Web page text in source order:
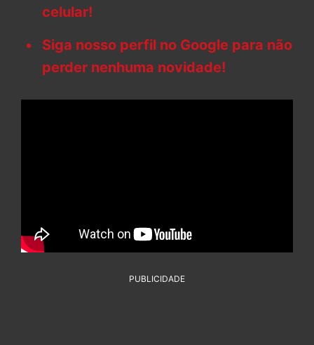
celular!
Siga nosso perfil no Google para não
perder nenhuma novidade!
PUBLICIDADE